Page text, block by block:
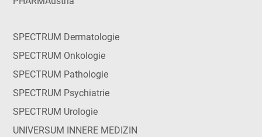
SPECTRUM Dermatologie
SPECTRUM Onkologie
SPECTRUM Pathologie
SPECTRUM Psychiatrie
SPECTRUM Urologie
UNIVERSUM INNERE MEDIZIN